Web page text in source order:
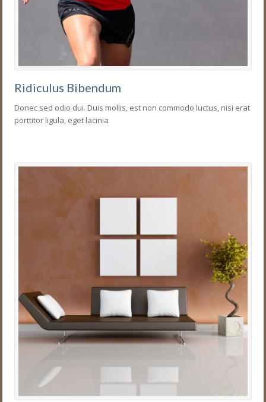
Ridiculus Bibendum
Donec sed odio dui. Duis mollis, est non commodo luctus, nisi erat
porttitor ligula, eget lacinia